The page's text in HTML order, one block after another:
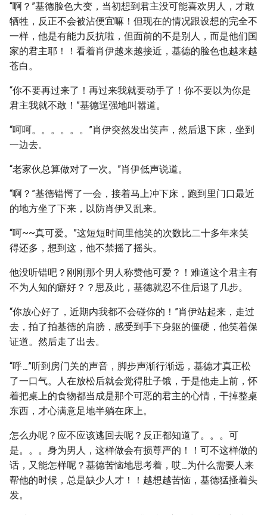
“啊？”基德脸色大变，当初想到君主没可能喜欢男人，才敢
牺牲，反正不会被沾便宜嘛！但现在的情况跟设想的完全不
一样，他是有能力反抗啦，但面前的不是别人，而是他们国
家的君主耶！！看着肖伊越来越接近，基德的脸色也越来越
苍白。
“你不要再过来了！再过来我就要动手了！你不要以为你是
君主我就不敢！”基德逞强地叫嚣道。
“呵呵。。。。。。”肖伊突然发出笑声，然后退下床，坐到
一边去。
“老家伙总算做对了一次。”肖伊低声说道。
“啊？”基德错愕了一会，接着马上冲下床，跑到里门口最近
的地方坐了下来，以防肖伊又乱来。
“呵~~真可爱。”这短短时间里他笑的次数比二十多年来笑
得还多，想到这，他不禁摇了摇头。
他没听错吧？刚刚那个男人称赞他可爱？！难道这个君主有
不为人知的癖好？？思及此，基德就忍不住后退了几步。
“你放心好了，近期内我都不会碰你的！”肖伊站起来，走过
去，拍了拍基德的肩膀，感受到手下身躯的僵硬，他笑着保
证道。然后走了出去。
“呼~”听到房门关的声音，脚步声渐行渐远，基德才真正松
了一口气。人在放松后就会觉得肚子饿，于是他走上前，怀
着把桌上的食物都当成是那个可恶的君主的心情，干掉整桌
东西，才心满意足地半躺在床上。
怎么办呢？应不应该逃回去呢？反正都知道了。。。可
是。。。身为男人，这样做会有损尊严的！！可不这样做的
话，又能怎样呢？基德苦恼地思考着，哎 ~为什么需要人来
帮他的时候，总是缺少人才！！越想越苦恼，基德猛搔着头
发。